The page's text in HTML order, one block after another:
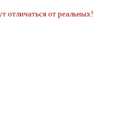
отличаться от реальных!